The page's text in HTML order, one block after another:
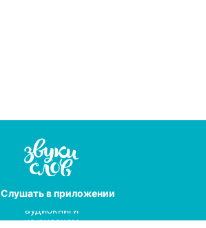
Слушатьв приложении
Лучшие
аудиокниги
на русском